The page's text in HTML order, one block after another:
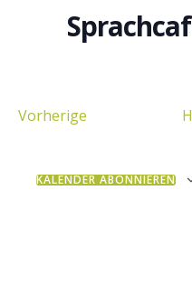
Vorherige
KALENDER ABONNIEREN